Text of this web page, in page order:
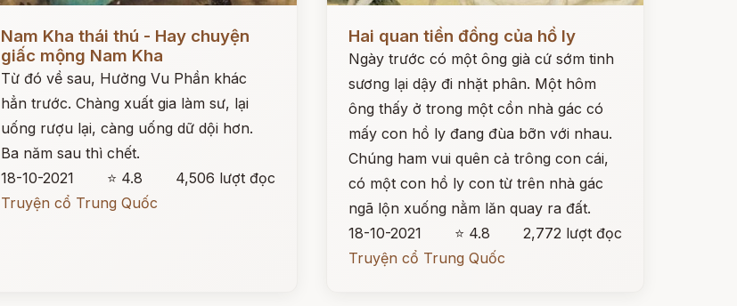
Nam Kha thái thú - Hay chuyện
giấc mộng Nam Kha
Từ đó về sau, Hưởng Vu Phần khác
hẳn trước. Chàng xuất gia làm sư, lại
uống rượu lại, càng uống dữ dội hơn.
Ba năm sau thì chết.
18-10-2021
⭐ 4.8
4,506 lượt đọc
Truyện cổ Trung Quốc
Hai quan tiền đồng của hồ ly
Ngày trước có một ông già cứ sớm tinh
sương lại dậy đi nhặt phân. Một hôm
ông thấy ở trong một cồn nhà gác có
mấy con hồ ly đang đùa bỡn với nhau.
Chúng ham vui quên cả trông con cái,
có một con hồ ly con từ trên nhà gác
ngã lộn xuống nằm lăn quay ra đất.
18-10-2021
⭐ 4.8
2,772 lượt đọc
Truyện cổ Trung Quốc